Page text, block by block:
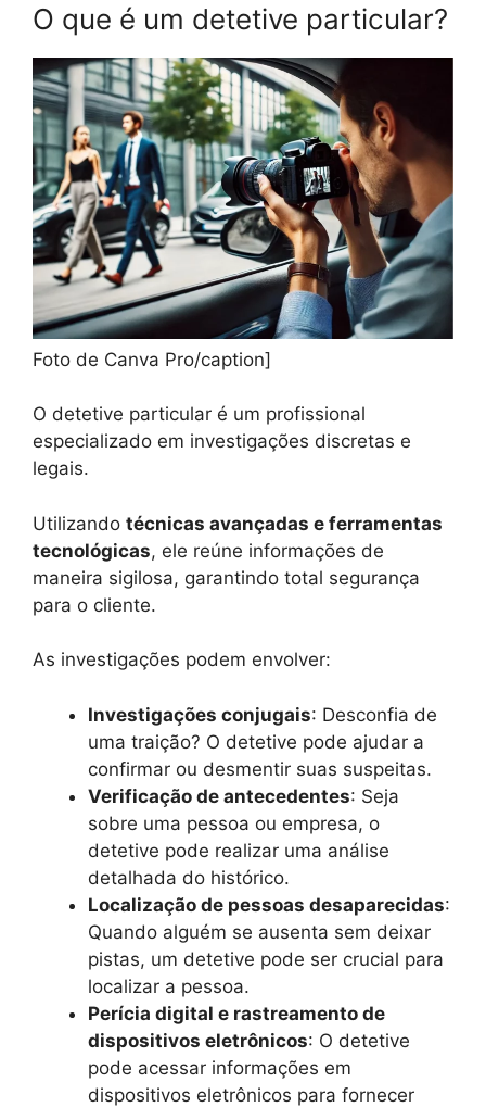
O que é um detetive particular?
Foto de Canva Pro/caption]
O detetive particular é um profissional
especializado em investigações discretas e
legais.
Utilizando técnicas avançadas e ferramentas
tecnológicas, ele reúne informações de
maneira sigilosa, garantindo total segurança
para o cliente.
As investigações podem envolver:
Investigações conjugais: Desconfia de
uma traição? O detetive pode ajudar a
confirmar ou desmentir suas suspeitas.
Verificação de antecedentes: Seja
sobre uma pessoa ou empresa, o
detetive pode realizar uma análise
detalhada do histórico.
Localização de pessoas desaparecidas:
Quando alguém se ausenta sem deixar
pistas, um detetive pode ser crucial para
localizar a pessoa.
Perícia digital e rastreamento de
dispositivos eletrônicos: O detetive
pode acessar informações em
dispositivos eletrônicos para fornecer